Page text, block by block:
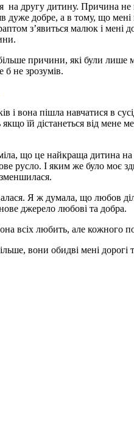
на другу дитину. Причина
дуже добре, а в тому, що
з’явиться малюк і мені
причини, які були лише
б не зрозумів.
і вона пішла навчатися в
їй дістанеться від мене
що це найкраща дитина
русло. І яким же було моє
Я ж думала, що любов
джерело любові та добра.
всіх любить, але кожного
вони обидві мені дорогі